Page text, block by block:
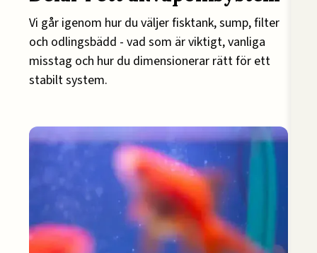
Vi går igenom hur du väljer fisktank, sump, filter
och odlingsbädd - vad som är viktigt, vanliga
misstag och hur du dimensionerar rätt för ett
stabilt system.